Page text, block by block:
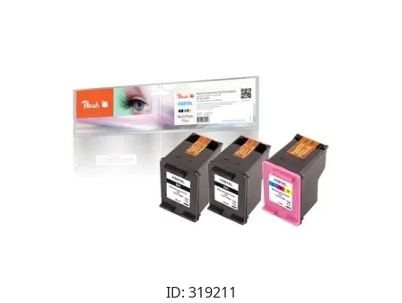
ID: 319211